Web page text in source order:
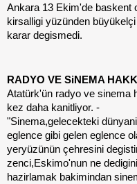
Ankara 13 Ekim'de baskent
kirsalligi yüzünden
karar degismedi.
RADYO VE SiNEMA
Atatürk'ün radyo ve sinema
kez daha kanitliyor. -
"Sinema,gelecekteki
eglence gibi gelen eglence
yeryüzünün çehresini
zenci,Eskimo'nun ne
hazirlamak bakimindan